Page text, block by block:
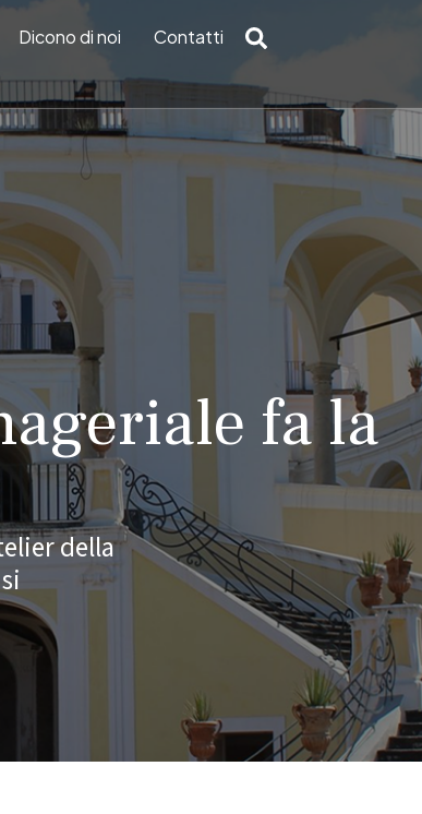
Dicono di noi Contatti
fa la
della